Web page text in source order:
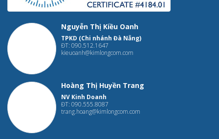
Nguyễn Thị Kiều Oanh
TPKD (Chi nhánh Đà Nẵng)
ĐT: 090.512.1647
kieuoanh@kimlongcom.com
Hoàng Thị Huyền Trang
NV Kinh Doanh
ĐT: 090.555.8087
trang.hoang@kimlongcom.com